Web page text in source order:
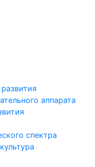
аппарата
спектра